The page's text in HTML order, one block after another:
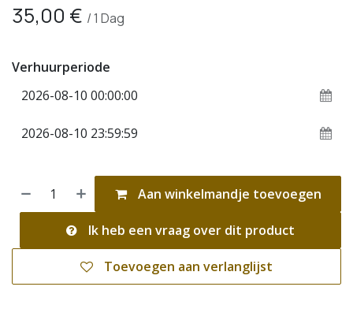
35,00 € /1 Dag
Verhuurperiode
Aan winkelmandje toevoegen
Ik heb een vraag over dit product
Toevoegen aan verlanglijst